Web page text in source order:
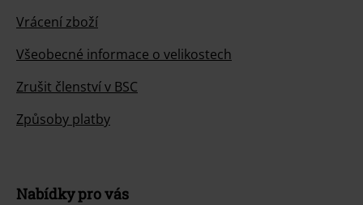
Vrácení zboží
Všeobecné informace o velikostech
Zrušit členství v BSC
Způsoby platby
Nabídky pro vás